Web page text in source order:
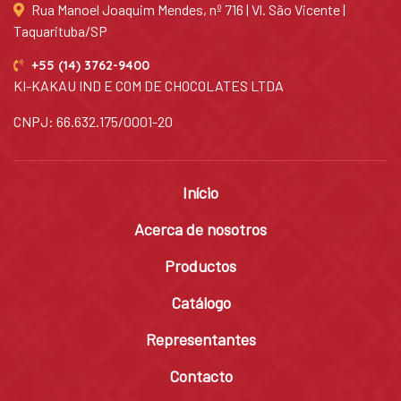
Rua Manoel Joaquim Mendes, nº 716 | Vl. São Vicente |
Taquarituba/SP
+55 (14) 3762-9400
KI-KAKAU IND E COM DE CHOCOLATES LTDA
CNPJ: 66.632.175/0001-20
Início
Acerca de nosotros
Productos
Catálogo
Representantes
Contacto